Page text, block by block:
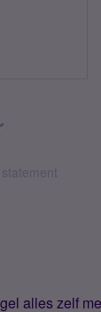
alles zelf